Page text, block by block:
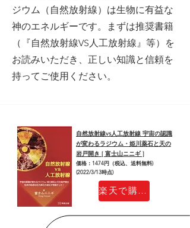
ジウム（自然放射線）は生物に有益な
神のエネルギーです。まずは推奨書籍
（『自然放射線VS人工放射線』等）を
お読みいただき、正しい知識と信頼を
持ってご使用ください。
価格：1474円（税込、送料無料)
(2022/3/13時点)
自然放射線vs人工放射線 宇宙の認識
が変わるラジウム・姫川薬石と天の
岩戸開き [ 富士山ニニギ ]
楽天で購入